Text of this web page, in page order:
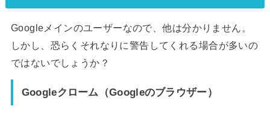
Googleメインのユーザーなので、他は分かりません。
しかし、恐らくそれなりに警告してくれる場合が多いの
ではないでしょうか？
Googleクローム（Googleのブラウザー）